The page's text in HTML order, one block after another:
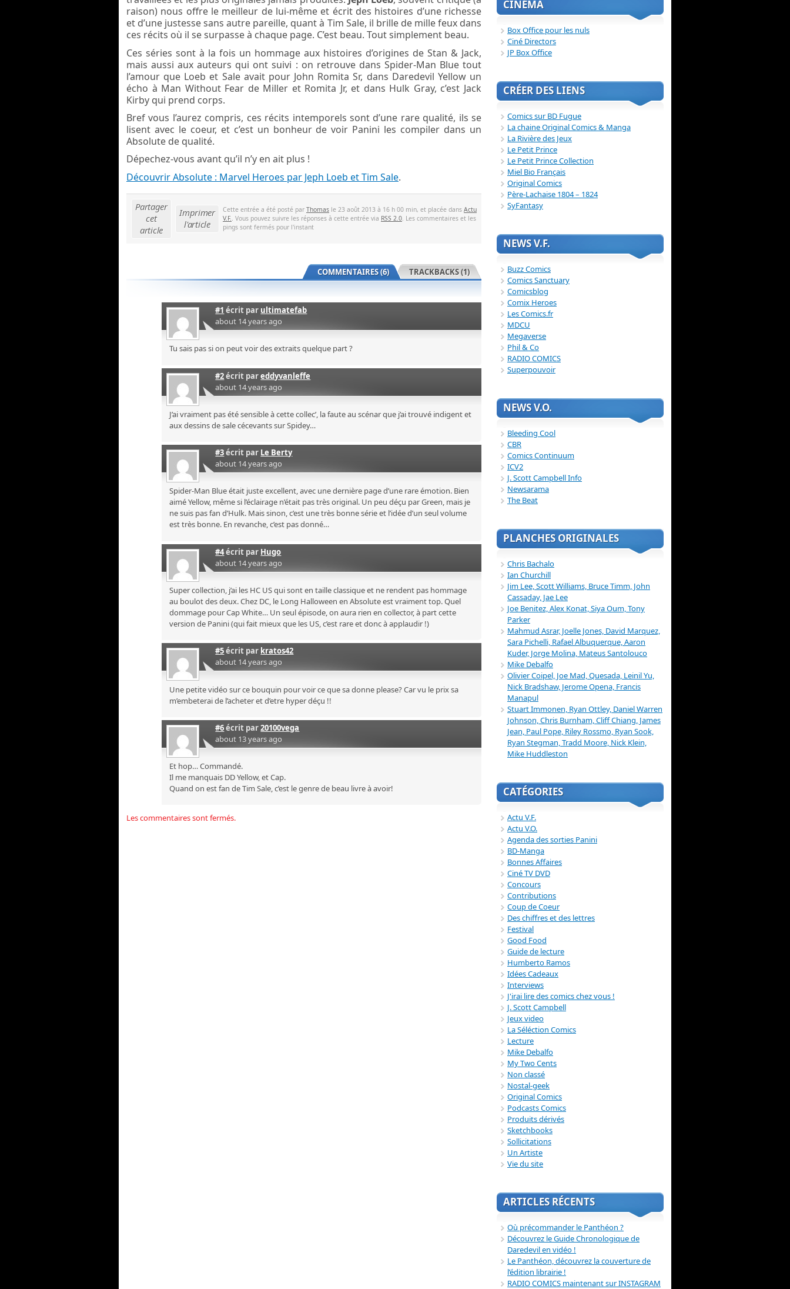
raison) nous offre le meilleur de lui-même et écrit des histoires d’une richesse
et d’une justesse sans autre pareille, quant à Tim Sale, il brille de mille feux dans
ces récits où il se surpasse à chaque page. C’est beau. Tout simplement beau.
Ces séries sont à la fois un hommage aux histoires d’origines de Stan & Jack,
mais aussi aux auteurs qui ont suivi : on retrouve dans Spider-Man Blue tout
l’amour que Loeb et Sale avait pour John Romita Sr, dans Daredevil Yellow un
écho à Man Without Fear de Miller et Romita Jr, et dans Hulk Gray, c’est Jack
Kirby qui prend corps.
Bref vous l’aurez compris, ces récits intemporels sont d’une rare qualité, ils se
lisent avec le coeur, et c’est un bonheur de voir Panini les compiler dans un
Absolute de qualité.
Dépechez-vous avant qu’il n’y en ait plus !
Découvrir Absolute : Marvel Heroes par Jeph Loeb et Tim Sale.
Partager
cet
article
Imprimer
l'article
Cette entrée a été posté par Thomas le 23 août 2013 à 16 h 00 min, et placée dans Actu
V.F. . Vous pouvez suivre les réponses à cette entrée via RSS 2.0 . Les commentaires et les
pings sont fermés pour l'instant
TRACKBACKS (1)
COMMENTAIRES (6)
#1 écrit par ultimatefab
about 14 years ago
Tu sais pas si on peut voir des extraits quelque part ?
#2écrit pareddyvanleffe
about 14 years ago
J’ai vraiment pas été sensible à cette collec’, la faute au scénar que j’ai trouvé indigent et
aux dessins de sale cécevants sur Spidey…
#3écrit par Le Berty
about 14 years ago
Spider-Man Blue était juste excellent, avec une dernière page d’une rare émotion. Bien
aimé Yellow, même si l’éclairage n’était pas très original. Un peu déçu par Green, mais je
ne suis pas fan d’Hulk. Mais sinon, c’est une très bonne série et l’idée d’un seul volume
est très bonne. En revanche, c’est pas donné…
#4écrit par Hugo
about 14 years ago
Super collection, j’ai les HC US qui sont en taille classique et ne rendent pas hommage
au boulot des deux. Chez DC, le Long Halloween en Absolute est vraiment top. Quel
dommage pour Cap White… Un seul épisode, on aura rien en collector, à part cette
version de Panini (qui fait mieux que les US, c’est rare et donc à applaudir !)
#5écrit par kratos42
about 14 years ago
Une petite vidéo sur ce bouquin pour voir ce que sa donne please? Car vu le prix sa
m’embeterai de l’acheter et d’etre hyper déçu !!
#6écrit par20100vega
about 13 years ago
Et hop… Commandé.
Il me manquais DD Yellow, et Cap.
Quand on est fan de Tim Sale, c’est le genre de beau livre à avoir!
Les commentaires sont fermés.
CINÉMA
Box Office pour les nuls
Ciné Directors
JP Box Office
CRÉER DES LIENS
Comics sur BD Fugue
La chaine Original Comics & Manga
La Rivière des Jeux
Le Petit Prince
Le Petit Prince Collection
Miel Bio Français
Original Comics
Père-Lachaise 1804 – 1824
SyFantasy
NEWS V.F.
Buzz Comics
Comics Sanctuary
Comicsblog
Comix Heroes
Les Comics.fr
MDCU
Megaverse
Phil & Co
RADIO COMICS
Superpouvoir
NEWS V.O.
Bleeding Cool
CBR
Comics Continuum
ICV2
J. Scott Campbell Info
Newsarama
The Beat
PLANCHES ORIGINALES
Chris Bachalo
Ian Churchill
Jim Lee, Scott Williams, Bruce Timm, John
Cassaday, Jae Lee
Joe Benitez, Alex Konat, Siya Oum, Tony
Parker
Mahmud Asrar, Joelle Jones, David Marquez,
Sara Pichelli, Rafael Albuquerque, Aaron
Kuder, Jorge Molina, Mateus Santolouco
Mike Debalfo
Olivier Coipel, Joe Mad, Quesada, Leinil Yu,
Nick Bradshaw, Jerome Opena, Francis
Manapul
Stuart Immonen, Ryan Ottley, Daniel Warren
Johnson, Chris Burnham, Cliff Chiang, James
Jean, Paul Pope, Riley Rossmo, Ryan Sook,
Ryan Stegman, Tradd Moore, Nick Klein,
Mike Huddleston
CATÉGORIES
Actu V.F.
Actu V.O.
Agenda des sorties Panini
BD-Manga
Bonnes Affaires
Ciné TV DVD
Concours
Contributions
Coup de Coeur
Des chiffres et des lettres
Festival
Good Food
Guide de lecture
Humberto Ramos
Idées Cadeaux
Interviews
J'irai lire des comics chez vous !
J. Scott Campbell
Jeux video
La Séléction Comics
Lecture
Mike Debalfo
My Two Cents
Non classé
Nostal-geek
Original Comics
Podcasts Comics
Produits dérivés
Sketchbooks
Sollicitations
Un Artiste
Vie du site
ARTICLES RÉCENTS
Où précommander le Panthéon ?
Découvrez le Guide Chronologique de
Daredevil en vidéo !
Le Panthéon, découvrez la couverture de
l’édition librairie !
RADIO COMICS maintenant sur INSTAGRAM